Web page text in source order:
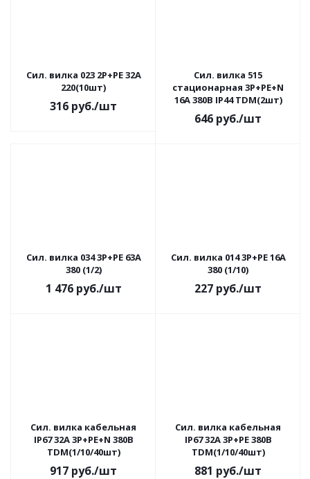
Сил. вилка 023 2Р+РЕ 32А
220(10шт)
316 руб./шт
Сил. вилка 515
стационарная 3Р+РЕ+N
16А 380В IP44 TDM(2шт)
646 руб./шт
Сил. вилка 034 3Р+РЕ 63А
380 (1/2)
1 476руб./шт
Сил. вилка 014 3Р+РЕ 16А
380 (1/10)
227 руб./шт
Сил. вилка кабельная
IP67 32А 3Р+РЕ+N 380В
TDM(1/10/40шт)
917 руб./шт
Сил. вилка кабельная
IP67 32А 3Р+РЕ 380В
TDM(1/10/40шт)
881 руб./шт